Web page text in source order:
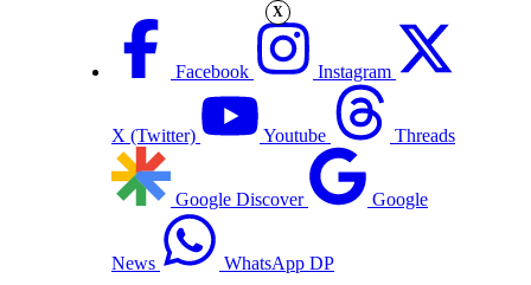
Facebook Instagram
X (Twitter) Youtube Threads
Google Discover Google
News WhatsApp DP
X